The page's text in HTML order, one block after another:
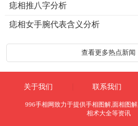
痣相推八字分析
痣相女手腕代表含义分析
查看更多热点新闻
关于我们 联系我们
996手相网致力于提供手相图解, 面相图解,
相术大全等资讯